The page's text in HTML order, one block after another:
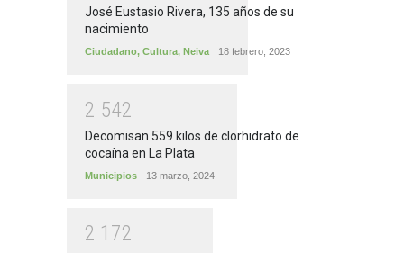
José Eustasio Rivera, 135 años de su
nacimiento
Ciudadano, Cultura, Neiva 18 febrero, 2023
2 542
Decomisan 559 kilos de clorhidrato de
cocaína en La Plata
Municipios 13 marzo, 2024
2 1 72